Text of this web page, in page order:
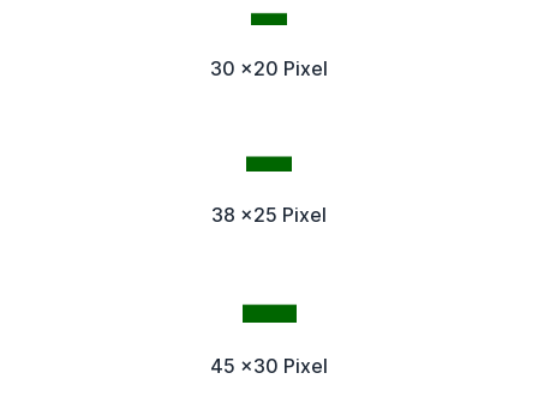
30 x20 Pixel
38 x25 Pixel
45 x30 Pixel